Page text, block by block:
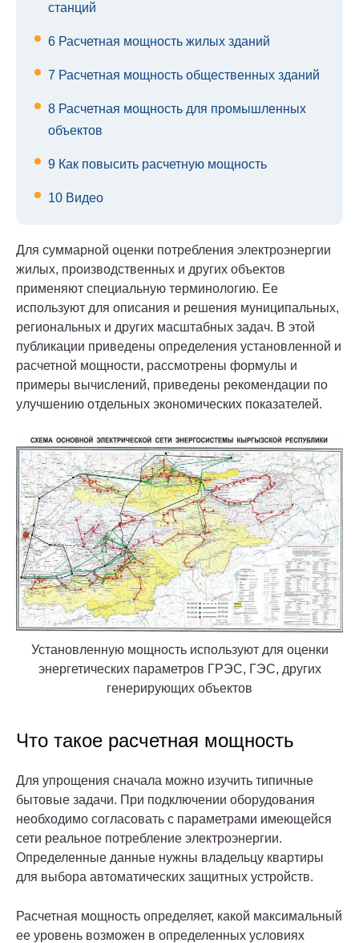
станций
6 Расчетная мощность жилых зданий
7 Расчетная мощность общественных зданий
8 Расчетная мощность для промышленных
объектов
9 Как повысить расчетную мощность
10 Видео
Для суммарной оценки потребления электроэнергии
жилых, производственных и других объектов
применяют специальную терминологию. Ее
используют для описания и решения муниципальных,
региональных и других масштабных задач. В этой
публикации приведены определения установленной и
расчетной мощности, рассмотрены формулы и
примеры вычислений, приведены рекомендации по
улучшению отдельных экономических показателей.
Установленную мощность используют для оценки
энергетических параметров ГРЭС, ГЭС, других
генерирующих объектов
Что такое расчетная мощность
Для упрощения сначала можно изучить типичные
бытовые задачи. При подключении оборудования
необходимо согласовать с параметрами имеющейся
сети реальное потребление электроэнергии.
Определенные данные нужны владельцу квартиры
для выбора автоматических защитных устройств.
Расчетная мощность определяет, какой максимальный
ее уровень возможен в определенных условиях